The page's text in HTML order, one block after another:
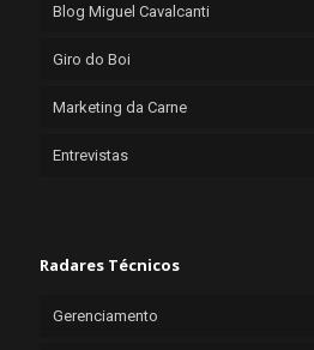
Blog Miguel Cavalcanti
Giro do Boi
Marketing da Carne
Entrevistas
Radares Técnicos
Gerenciamento